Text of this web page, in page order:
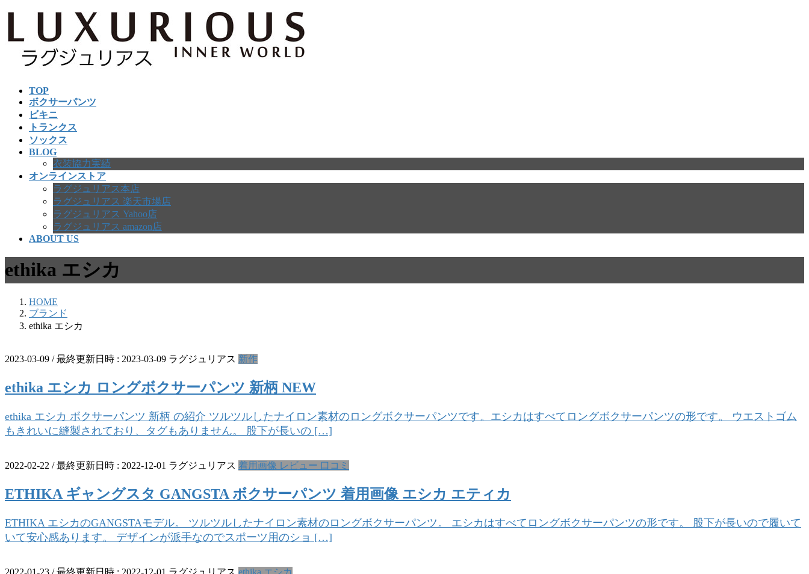
コ
テ
ナ
ゲ
TOP
ボクサーパンツ
ビキニ
トランクス
ソックス
BLOG
衣装協力実績
オンラインストア
ラグジュリアス本店
ラグジュリアス 楽天市場店
ラグジュリアス Yahoo店
ラグジュリアス amazon店
ABOUT US
ethika エシカ
HOME
ブランド
ethika エシカ
2023-03-09 / 最終更新日時 : 2023-03-09 ラグジュリアス 新作
ethika エシカ ロングボクサーパンツ 新柄 NEW
ethika エシカ ボクサーパンツ 新柄 の紹介 ツルツルしたナイロン素材のロングボクサーパンツです。エシカはすべてロングボクサーパンツの形です。 ウエストゴム
もきれいに縫製されており、タグもありません。 股下が長いの […]
2022-02-22 / 最終更新日時 : 2022-12-01 ラグジュリアス 着用画像 レビュー 口コミ
ETHIKA ギャングスタ GANGSTA ボクサーパンツ 着用画像 エシカ エティカ
ETHIKA エシカのGANGSTAモデル。 ツルツルしたナイロン素材のロングボクサーパンツ。 エシカはすべてロングボクサーパンツの形です。 股下が長いので履いて
いて安心感あります。 デザインが派手なのでスポーツ用のショ […]
2022-01-23 / 最終更新日時 : 2022-12-01 ラグジュリアス ethika エシカ